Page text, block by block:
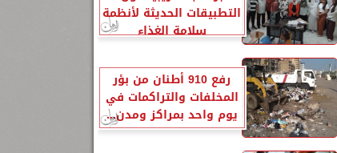
التطبيقات الحديثة لأنظمة
سلامة الغذاء
رفع 910 أطنان من بؤر
المخلفات والتراكمات في
يوم واحد بمراكز ومدن...